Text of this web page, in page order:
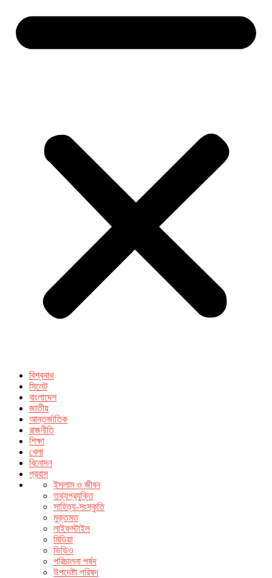
বিশ্বনাথ
সিলেট
বাংলাদেশ
জাতীয়
আন্তর্জাতিক
রাজনীতি
শিক্ষা
খেলা
বিনোদন
প্রবাস
ইসলাম ও জীবন
তথ্যপ্রযুক্তি
সাহিত্য-সংস্কৃতি
মুক্তমত
লাইফস্টাইল
মিডিয়া
ভিডিও
পরিচালনা পর্ষদ
উপদেষ্টা পরিষদ